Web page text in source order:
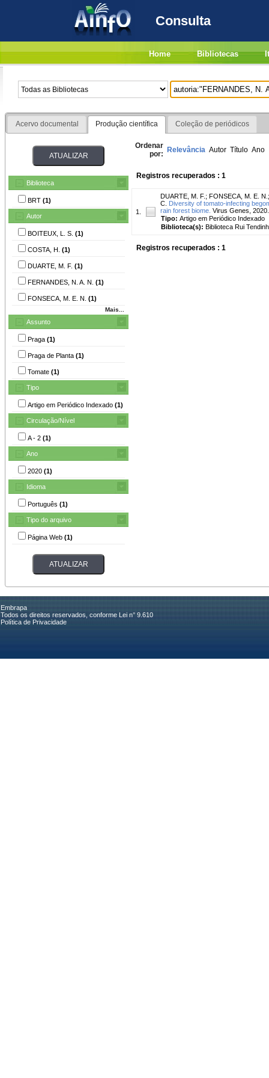
Consulta
Home Bibliotecas
Acervo documental Produção científica Coleção de periódicos
Biblioteca
BRT (1)
Autor
BOITEUX, L. S. (1)
COSTA, H. (1)
DUARTE, M. F. (1)
FERNANDES, N. A. N. (1)
FONSECA, M. E. N. (1)
Mais...
Assunto
Praga (1)
Praga de Planta (1)
Tomate (1)
Tipo
Artigo em Periódico Indexado (1)
Circulação/Nível
A - 2 (1)
Ano
2020 (1)
Idioma
Português (1)
Tipo do arquivo
Página Web (1)
Ordenar
por: Relevância Autor Título Ano
Registros recuperados : 1
1.
DUARTE, M. F. ; FONSECA, M. E. N.
C. Diversity of tomato-infecting
rain forest biome. Virus Genes, 2020.
Tipo: Artigo em Periódico Indexado
Biblioteca(s): Biblioteca Rui
Registros recuperados : 1
Embrapa
Todos os direitos reservados, conforme Lei n° 9.610
Política de Privacidade